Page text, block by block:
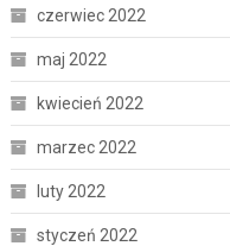
czerwiec 2022
maj 2022
kwiecień 2022
marzec 2022
luty 2022
styczeń 2022